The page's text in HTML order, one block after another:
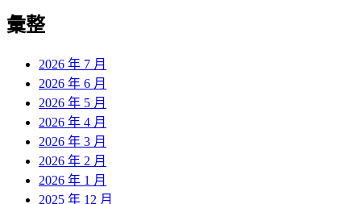
彙整
2026 年 7 月
2026 年 6 月
2026 年 5 月
2026 年 4 月
2026 年 3 月
2026 年 2 月
2026 年 1 月
2025 年 12 月